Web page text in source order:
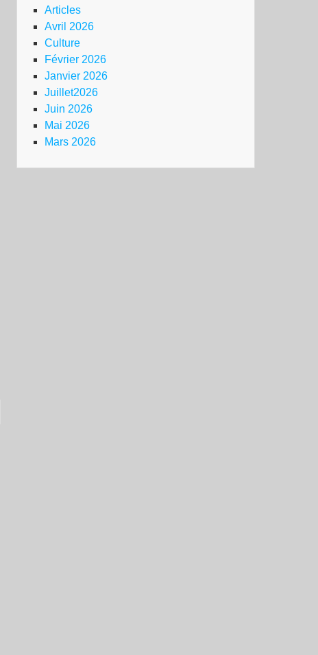
Articles
Avril 2026
Culture
Février 2026
Janvier 2026
Juillet2026
Juin 2026
Mai 2026
Mars 2026